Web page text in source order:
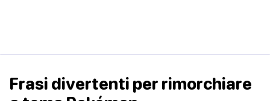
Frasi divertenti per rimorchiare